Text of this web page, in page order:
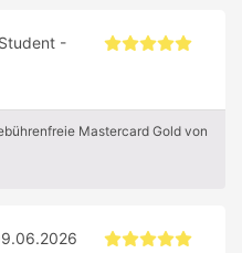
-
Mastercard Gold von